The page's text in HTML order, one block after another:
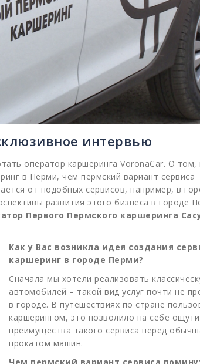
интервью
оператор каршеринга VoronaCar. О том,
в Перми, чем пермский вариант сервиса
от подобных сервисов, например, в
развития этого бизнеса в городе
Первого Пермского каршеринга
Как у Вас возникла идея создания
каршеринг в городе Перми?
Сначала мы хотели реализовать
автомобилей – такой вид услуг почти не
в городе. В путешествиях по стране
каршерингом, это позволило на себе
преимущества такого сервиса перед
прокатом машин.